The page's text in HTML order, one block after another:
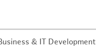
& IT Development